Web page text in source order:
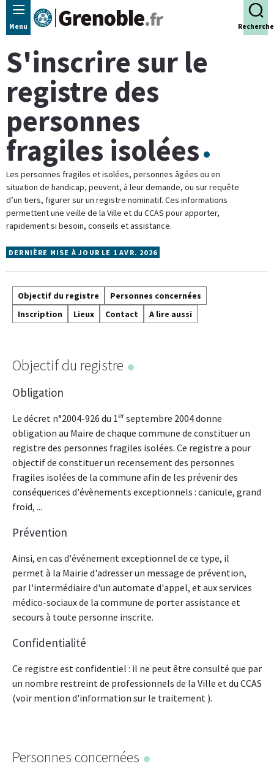
Panneau de gestion des cookies
Menu Recherche
S'inscrire sur le
registre des
personnes
fragiles isolées
Les personnes fragiles et isolées, personnes âgées ou en
situation de handicap, peuvent, à leur demande, ou sur requête
d’un tiers, figurer sur un registre nominatif. Ces informations
permettent une veille de la Ville et du CCAS pour apporter,
rapidement si besoin, conseils et assistance.
DERNIÈRE MISE À JOUR LE 1 AVR. 2026
Objectif du registre
Personnes concernées
Inscription
Lieux Contact A lire aussi
Objectif du registre
Obligation
Le décret n°2004-926 du 1er septembre 2004 donne
obligation au Maire de chaque commune de constituer un
registre des personnes fragiles isolées. Ce registre a pour
objectif de constituer un recensement des personnes
fragiles isolées de la commune afin de les prévenir des
conséquences d'évènements exceptionnels : canicule, grand
froid, ...
Prévention
Ainsi, en cas d'événement exceptionnel de ce type, il
permet à la Mairie d'adresser un message de prévention,
par l'intermédiaire d'un automate d'appel, et aux services
médico-sociaux de la commune de porter assistance et
secours à toute personne inscrite.
Confidentialité
Ce registre est confidentiel : il ne peut être consulté que par
un nombre restreint de professionnels de la Ville et du CCAS
(voir mention d'information sur le traitement ).
Personnes concernées